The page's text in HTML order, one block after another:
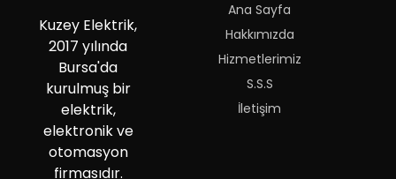
Kuzey Elektrik,
2017 yılında
Bursa'da
kurulmuş bir
elektrik,
elektronik ve
otomasyon
firmasıdır.
Ana Sayfa
Hakkımızda
Hizmetlerimiz
S.S.S
İletişim